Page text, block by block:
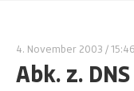
4. November 2003 / 15:46
Abk. z.